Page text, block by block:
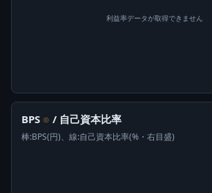
利益率データが取得できません
BPS ⊙ / 自己資本比率
棒:BPS(円)、線:自己資本比率(%・右目盛)